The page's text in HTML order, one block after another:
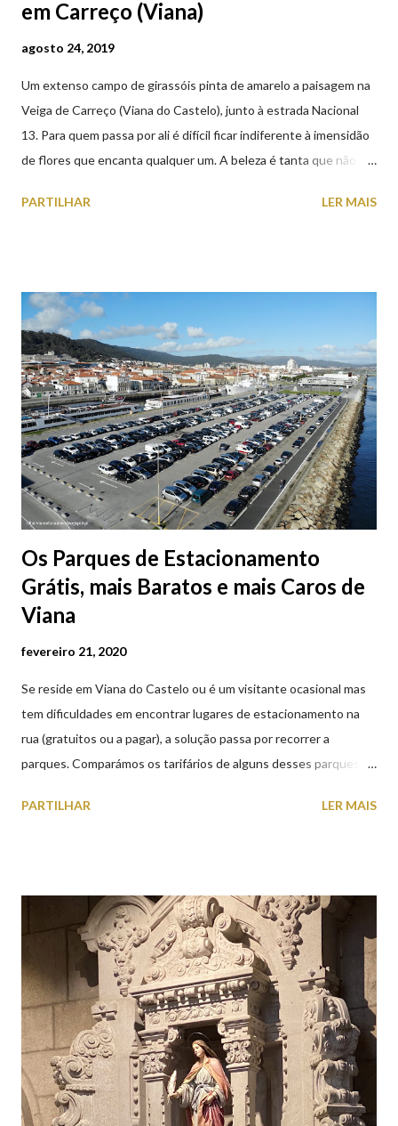
em Carreço (Viana)
agosto 24, 2019
Um extenso campo de girassóis pinta de amarelo a paisagem na
Veiga de Carreço (Viana do Castelo), junto à estrada Nacional
13. Para quem passa por ali é difícil ficar indiferente à imensidão
de flores que encanta qualquer um. A beleza é tanta que não
aproveite a paisagem como cenário para tirar algumas
PARTILHAR LER MAIS
Os Parques de Estacionamento
Grátis, mais Baratos e mais Caros de
Viana
fevereiro 21, 2020
Se reside em Viana do Castelo ou é um visitante ocasional mas
tem dificuldades em encontrar lugares de estacionamento na
rua (gratuitos ou a pagar), a solução passa por recorrer a
parques. Comparámos os tarifários de alguns desses parques de
subterrâneos) perto do centro da cidade (entenda-se por
subterrâneos. O Parque da Estação Viana Shopping é grátis de
2ª a 5ª feira a partir das 20:00 (DIAS ÚTEIS)
PARTILHAR LER MAIS